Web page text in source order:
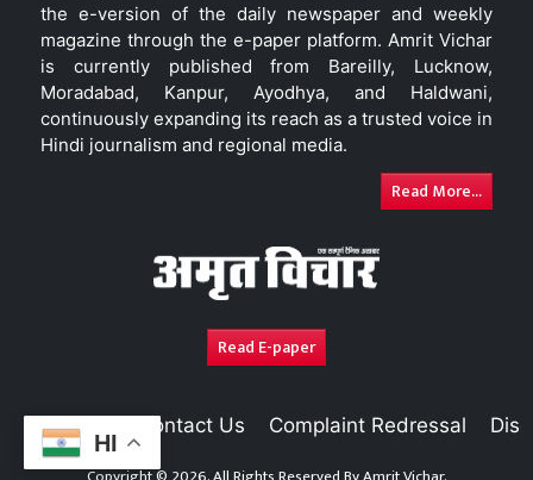
HI
the e-version of the daily newspaper and weekly
magazine through the e-paper platform. Amrit Vichar
is currently published from Bareilly, Lucknow,
Moradabad, Kanpur, Ayodhya, and Haldwani,
continuously expanding its reach as a trusted voice in
Hindi journalism and regional media.
Read More...
Read E-paper
About Us Contact Us Complaint Redressal